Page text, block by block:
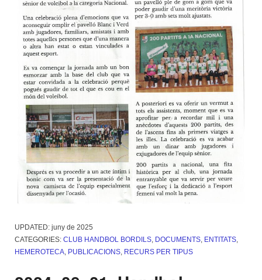
UPDATED: juny de 2025
CATEGORIES: CLUB HANDBOL BORDILS, DOCUMENTS, ENTITATS,
HEMEROTECA, PUBLICACIONS, RECURS PER TIPUS